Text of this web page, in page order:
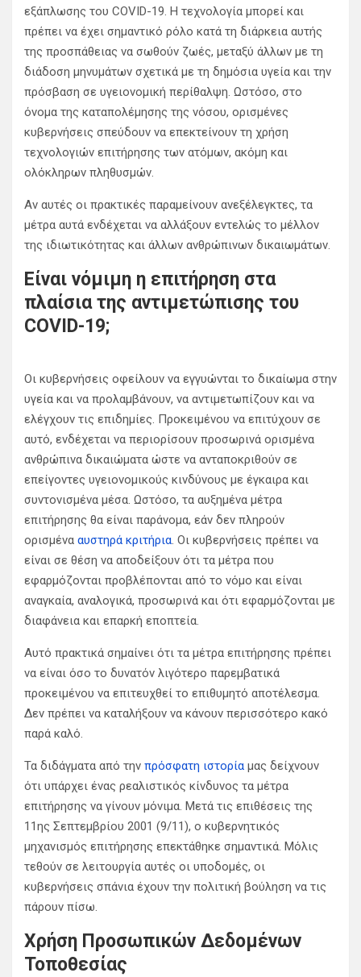
εξάπλωσης του COVID-19. Η τεχνολογία μπορεί και
πρέπει να έχει σημαντικό ρόλο κατά τη διάρκεια αυτής
της προσπάθειας να σωθούν ζωές, μεταξύ άλλων με τη
διάδοση μηνυμάτων σχετικά με τη δημόσια υγεία και την
πρόσβαση σε υγειονομική περίθαλψη. Ωστόσο, στο
όνομα της καταπολέμησης της νόσου, ορισμένες
κυβερνήσεις σπεύδουν να επεκτείνουν τη χρήση
τεχνολογιών επιτήρησης των ατόμων, ακόμη και
ολόκληρων πληθυσμών.
Αν αυτές οι πρακτικές παραμείνουν ανεξέλεγκτες, τα
μέτρα αυτά ενδέχεται να αλλάξουν εντελώς το μέλλον
της ιδιωτικότητας και άλλων ανθρώπινων δικαιωμάτων.
Είναι νόμιμη η επιτήρηση στα
πλαίσια της αντιμετώπισης του
COVID-19;
Οι κυβερνήσεις οφείλουν να εγγυώνται το δικαίωμα στην
υγεία και να προλαμβάνουν, να αντιμετωπίζουν και να
ελέγχουν τις επιδημίες. Προκειμένου να επιτύχουν σε
αυτό, ενδέχεται να περιορίσουν προσωρινά ορισμένα
ανθρώπινα δικαιώματα ώστε να ανταποκριθούν σε
επείγοντες υγειονομικούς κινδύνους με έγκαιρα και
συντονισμένα μέσα. Ωστόσο, τα αυξημένα μέτρα
επιτήρησης θα είναι παράνομα, εάν δεν πληρούν
ορισμένα αυστηρά κριτήρια. Οι κυβερνήσεις πρέπει να
είναι σε θέση να αποδείξουν ότι τα μέτρα που
εφαρμόζονται προβλέπονται από το νόμο και είναι
αναγκαία, αναλογικά, προσωρινά και ότι εφαρμόζονται με
διαφάνεια και επαρκή εποπτεία.
Αυτό πρακτικά σημαίνει ότι τα μέτρα επιτήρησης πρέπει
να είναι όσο το δυνατόν λιγότερο παρεμβατικά
προκειμένου να επιτευχθεί το επιθυμητό αποτέλεσμα.
Δεν πρέπει να καταλήξουν να κάνουν περισσότερο κακό
παρά καλό.
Τα διδάγματα από την πρόσφατη ιστορία μας δείχνουν
ότι υπάρχει ένας ρεαλιστικός κίνδυνος τα μέτρα
επιτήρησης να γίνουν μόνιμα. Μετά τις επιθέσεις της
11ης Σεπτεμβρίου 2001 (9/11), ο κυβερνητικός
μηχανισμός επιτήρησης επεκτάθηκε σημαντικά. Μόλις
τεθούν σε λειτουργία αυτές οι υποδομές, οι
κυβερνήσεις σπάνια έχουν την πολιτική βούληση να τις
πάρουν πίσω.
Χρήση Προσωπικών Δεδομένων
Τοποθεσίας